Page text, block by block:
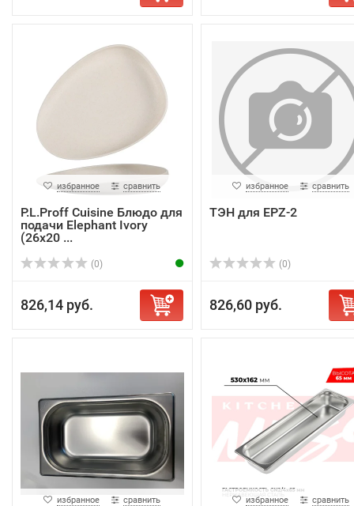
избранное сравнить
P.L.Proff Cuisine Блюдо для
подачи Elephant Ivory
(26х20 ...
(0)
826,14 руб.
избранное сравнить
ТЭН для EPZ-2
(0)
826,60 руб.
избранное сравнить избранное сравнить